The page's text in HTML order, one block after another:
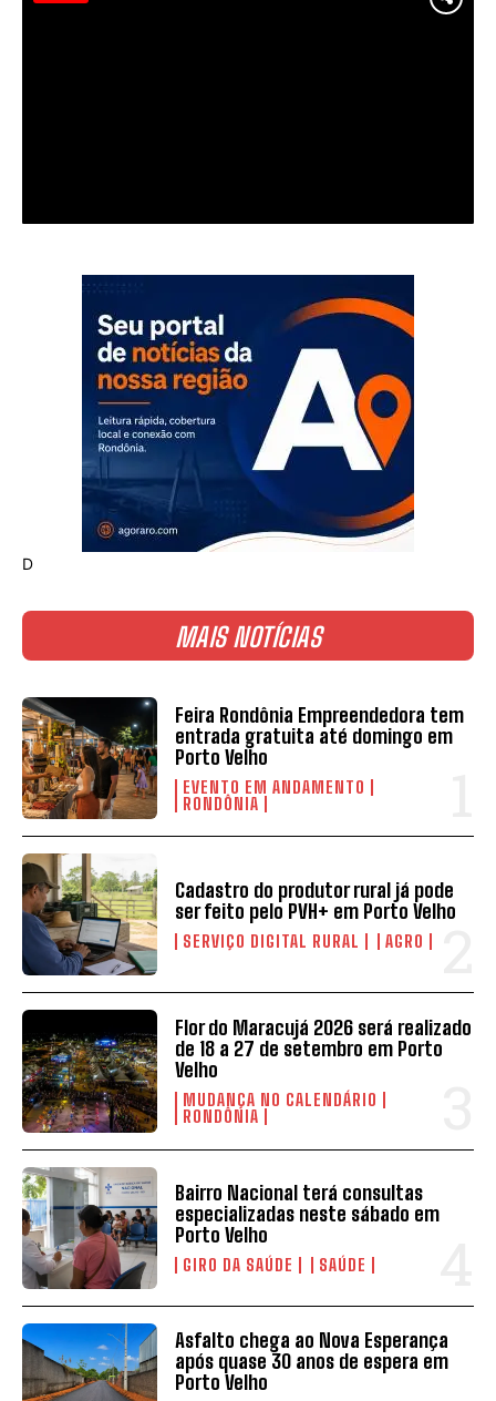
D
MAIS NOTÍCIAS
Feira Rondônia Empreendedora tem
entrada gratuita até domingo em
Porto Velho
EVENTO EM ANDAMENTO
RONDÔNIA
Cadastro do produtor rural já pode
ser feito pelo PVH+ em Porto Velho
SERVIÇO DIGITAL RURAL AGRO
Flor do Maracujá 2026 será realizado
de 18 a 27 de setembro em Porto
Velho
MUDANÇA NO CALENDÁRIO
RONDÔNIA
Bairro Nacional terá consultas
especializadas neste sábado em
Porto Velho
GIRO DA SAÚDE SAÚDE
Asfalto chega ao Nova Esperança
após quase 30 anos de espera em
Porto Velho